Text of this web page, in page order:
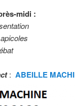
midi :
: ABEILLE